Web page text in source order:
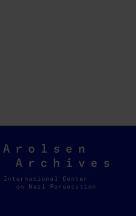
Arolsen
Archives